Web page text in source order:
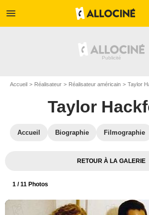
menu
Accueil Réalisateur Réalisateur américain Taylor
Taylor
Accueil Biographie Filmographie
RETOUR À LA GALERIE
1 / 11 Photos